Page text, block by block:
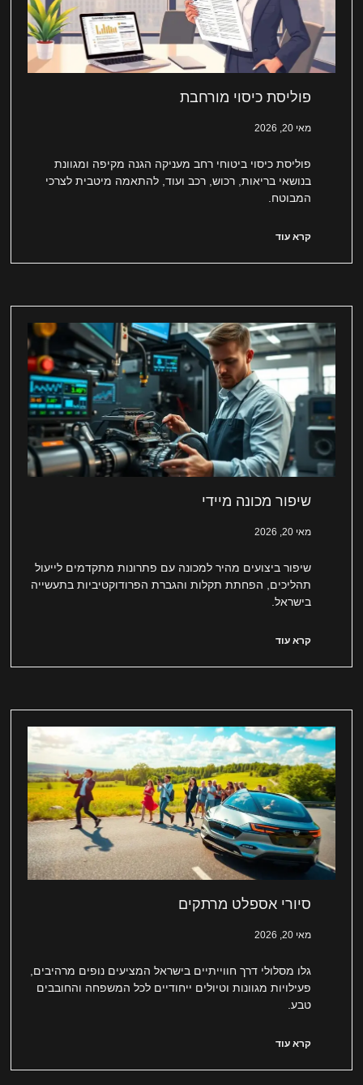
פוליסת כיסוי מורחבת
מאי 20, 2026
פוליסת כיסוי ביטוחי רחב מעניקה הגנה מקיפה ומגוונת
בנושאי בריאות, רכוש, רכב ועוד, להתאמה מיטבית לצרכי
המבוטח.
קרא עוד
שיפור מכונה מיידי
מאי 20, 2026
שיפור ביצועים מהיר למכונה עם פתרונות מתקדמים לייעול
תהליכים, הפחתת תקלות והגברת הפרודוקטיביות בתעשייה
בישראל.
קרא עוד
סיורי אספלט מרתקים
מאי 20, 2026
גלו מסלולי דרך חווייתיים בישראל המציעים נופים מרהיבים,
פעילויות מגוונות וטיולים ייחודיים לכל המשפחה והחובבים
טבע.
קרא עוד